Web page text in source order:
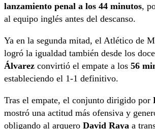
lanzamiento penal a los 44 minutos,
al equipo inglés antes del descanso.
Ya en la segunda mitad, el Atlético de
logró la igualdad también desde los
Álvarez convirtió el empate a los 56
estableciendo el 1-1 definitivo.
Tras el empate, el conjunto dirigido por
mostró una actitud más ofensiva y
obligando al arquero David Raya a